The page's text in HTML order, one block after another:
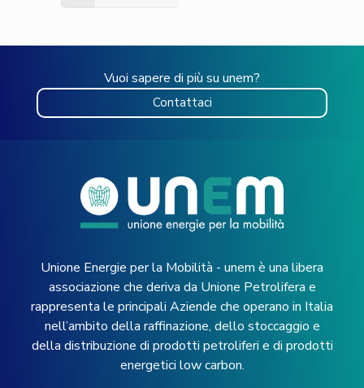
Vuoi sapere di più su unem?
Contattaci
Unione Energie per la Mobilità - unem è una libera
associazione che deriva da Unione Petrolifera e
rappresenta le principali Aziende che operano in Italia
nell’ambito della raffinazione, dello stoccaggio e
della distribuzione di prodotti petroliferi e di prodotti
energetici low carbon.